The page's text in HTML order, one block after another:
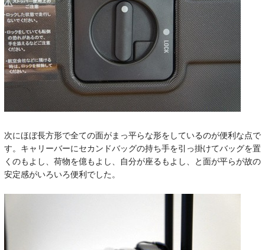
次にほぼ長方形で全ての面がまっ平らな形をしているのが便利な点で
す。キャリーバーにセカンドバッグの持ち手を引っ掛けてバッグを置
くのもよし、荷物を億もよし、自分が座るもよし、と面が平らが故の
安定感がいろいろ便利でした。